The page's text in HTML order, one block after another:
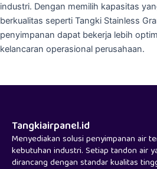
industri. Dengan memilih kapasitas
berkualitas seperti Tangki Stainless
penyimpanan dapat bekerja lebih
kelancaran operasional perusahaan.
Tangkiairpanel.id
Menyediakan solusi penyimpanan air
kebutuhan industri. Setiap tandon air
dirancang dengan standar kualitas